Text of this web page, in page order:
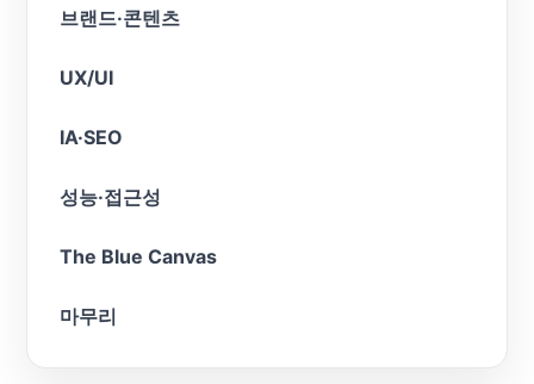
브랜드·콘텐츠
UX/UI
IA·SEO
성능·접근성
The Blue Canvas
마무리